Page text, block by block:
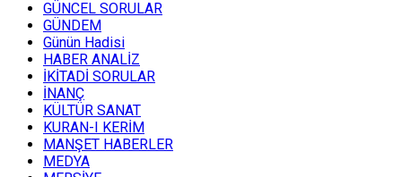
GÜNCEL SORULAR
GÜNDEM
Günün Hadisi
HABER ANALİZ
İKİTADİ SORULAR
İNANÇ
KÜLTÜR SANAT
KURAN-I KERİM
MANŞET HABERLER
MEDYA